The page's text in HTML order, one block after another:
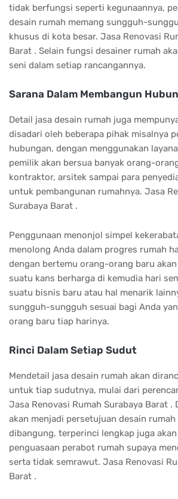
tidak berfungsi seperti kegunaannya,
desain rumah memang sungguh-
khusus di kota besar. Jasa Renovasi
Barat . Selain fungsi desainer rumah
seni dalam setiap rancangannya.
Sarana Dalam Membangun
Detail jasa desain rumah juga
disadari oleh beberapa pihak misalnya
hubungan, dengan menggunakan
pemilik akan bersua banyak orang-
kontraktor, arsitek sampai para
untuk pembangunan rumahnya. Jasa
Surabaya Barat .
Penggunaan menonjol simpel
menolong Anda dalam progres rumah
dengan bertemu orang-orang baru
suatu kans berharga di kemudia hari
suatu bisnis baru atau hal menarik
sungguh-sungguh sesuai bagi Anda
orang baru tiap harinya.
Rinci Dalam Setiap Sudut
Mendetail jasa desain rumah akan
untuk tiap sudutnya, mulai dari
Jasa Renovasi Rumah Surabaya Barat .
akan menjadi persetujuan desain rumah
dibangung, terperinci lengkap juga
penguasaan perabot rumah supaya
serta tidak semrawut. Jasa Renovasi
Barat .